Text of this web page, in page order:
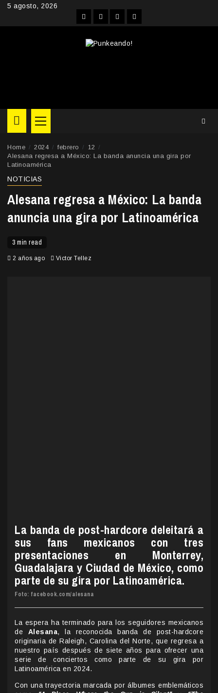
Skip5 agosto, 2026
FacebookInstagram
YouTubeTwitter
Primary
Menu
Home 2024 febrero
12
Alesana regresa a México: La banda anuncia una gira por
Latinoamérica
NOTICIAS
Alesana regresa a México: La banda
anuncia una gira por Latinoamérica
3 min read
2 años ago Victor Tellez
La banda de post-hardcore deleitará a
sus fans mexicanos con tres
presentaciones en Monterrey,
Guadalajara y Ciudad de México, como
parte de su gira por Latinoamérica.
Foto: facebook.com/alesana
La espera ha terminado para los seguidores mexicanos
de Alesana, la reconocida banda de post-hardcore
originaria de Raleigh, Carolina del Norte, que regresa a
nuestro país después de siete años para ofrecer una
serie de conciertos como parte de su gira por
Latinoamérica en 2024.
Con una trayectoria marcada por álbumes emblemáticos